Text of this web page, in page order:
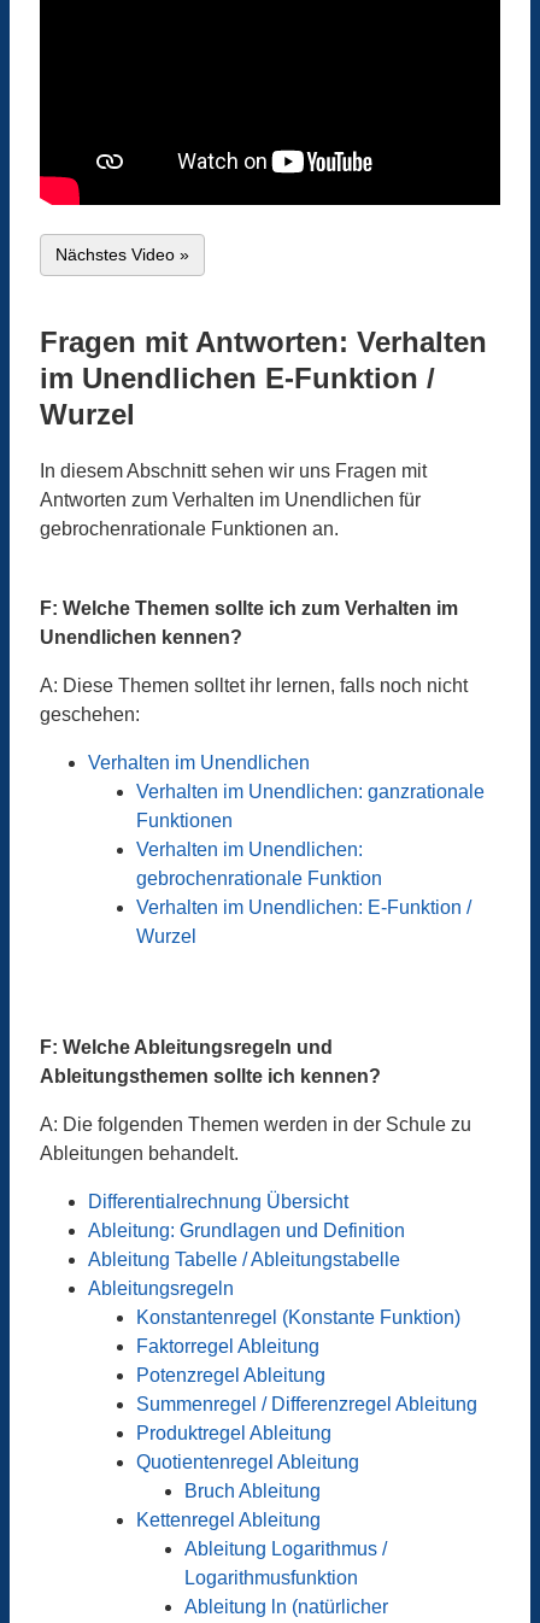
Nächstes Video »
Fragen mit Antworten: Verhalten
im Unendlichen E-Funktion /
Wurzel
In diesem Abschnitt sehen wir uns Fragen mit
Antworten zum Verhalten im Unendlichen für
gebrochenrationale Funktionen an.
F: Welche Themen sollte ich zum Verhalten im
Unendlichen kennen?
A: Diese Themen solltet ihr lernen, falls noch nicht
geschehen:
Verhalten im Unendlichen
Verhalten im Unendlichen: ganzrationale
Funktionen
Verhalten im Unendlichen:
gebrochenrationale Funktion
Verhalten im Unendlichen: E-Funktion /
Wurzel
F: Welche Ableitungsregeln und
Ableitungsthemen sollte ich kennen?
A: Die folgenden Themen werden in der Schule zu
Ableitungen behandelt.
Differentialrechnung Übersicht
Ableitung: Grundlagen und Definition
Ableitung Tabelle / Ableitungstabelle
Ableitungsregeln
Konstantenregel (Konstante Funktion)
Faktorregel Ableitung
Potenzregel Ableitung
Summenregel / Differenzregel Ableitung
Produktregel Ableitung
Quotientenregel Ableitung
Bruch Ableitung
Kettenregel Ableitung
Ableitung Logarithmus /
Logarithmusfunktion
Ableitung ln (natürlicher